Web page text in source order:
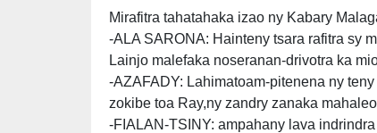
Mirafitra tahatahaka izao ny Kabary
-ALA SARONA: Hainteny tsara rafitra sy
Lainjo malefaka noseranan-drivotra ka
-AZAFADY: Lahimatoam-pitenena ny
zokibe toa Ray,ny zandry zanaka
-FIALAN-TSINY: ampahany lava